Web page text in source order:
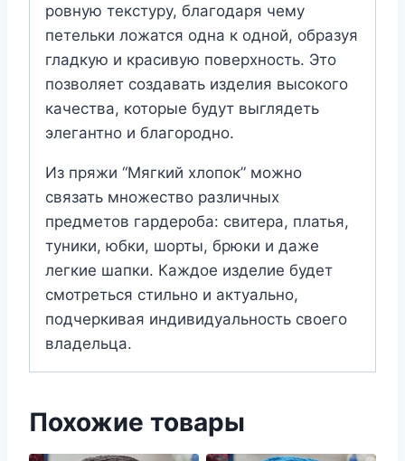
ровную текстуру, благодаря чему
петельки ложатся одна к одной, образуя
гладкую и красивую поверхность. Это
позволяет создавать изделия высокого
качества, которые будут выглядеть
элегантно и благородно.
Из пряжи “Мягкий хлопок” можно
связать множество различных
предметов гардероба: свитера, платья,
туники, юбки, шорты, брюки и даже
легкие шапки. Каждое изделие будет
смотреться стильно и актуально,
подчеркивая индивидуальность своего
владельца.
Похожие товары